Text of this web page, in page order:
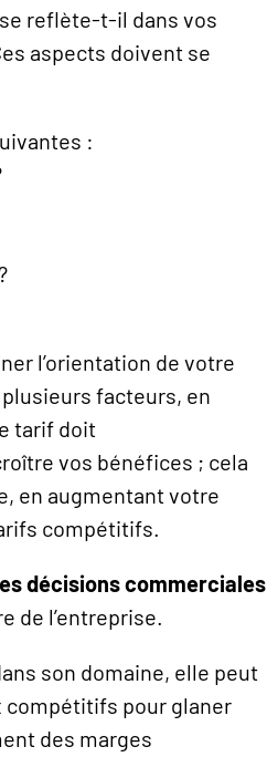
reflète-t-il dans vos
aspects doivent se
:
l’orientation de votre
facteurs, en
tarif doit
vos bénéfices ; cela
en augmentant votre
compétitifs.
décisions commerciales
de l’entreprise.
son domaine, elle peut
compétitifs pour glaner
des marges